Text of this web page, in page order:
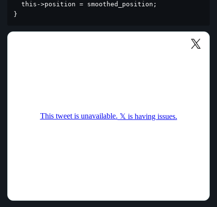
  this->position = smoothed_position;
}